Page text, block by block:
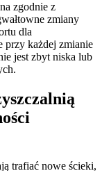
zgodnie z
zmiany
dla
przy każdej zmianie
jest zbyt niska lub
trafiać nowe ścieki,